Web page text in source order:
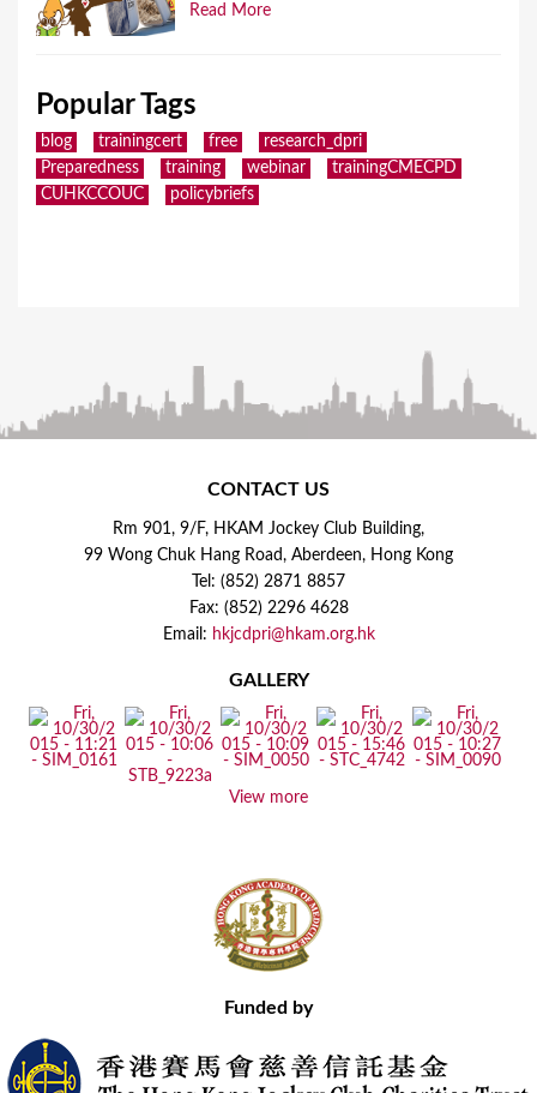
Read More
Popular Tags
blog trainingcert free
research_dpri
Preparedness
training webinar
trainingCMECPD
CUHKCCOUC
policybriefs
CONTACT US
Rm 901, 9/F, HKAM Jockey Club Building,
99 Wong Chuk Hang Road, Aberdeen, Hong Kong
Tel: (852) 2871 8857
Fax: (852) 2296 4628
Email: hkjcdpri@hkam.org.hk
GALLERY
View more
Funded by